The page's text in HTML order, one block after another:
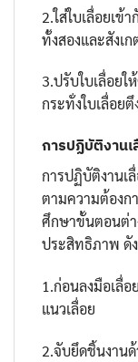
2.ใส่ใบเลื่อยเข้
ทั้งสองและสังเ
3.ปรับใบเลื่อย
กระทั่งใบเลื่อย
การปฏิบัติงานเ
การปฏิบัติงานเ
ตามความต้องก
ศึกษาขั้นตอนต่า
ประสิทธิภาพ ดั
1.ก่อนลงมือเลื่
แนวเลื่อย
2.จับยึดชิ้นงาน